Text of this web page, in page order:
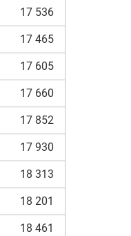
17 536
17 465
17 605
17 660
17 852
17 930
18 313
18 201
18 461